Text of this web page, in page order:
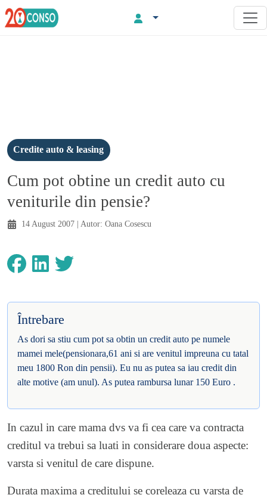
Credite auto & leasing
Cum pot obtine un credit auto cu
veniturile din pensie?
14 August 2007 | Autor: Oana Cosescu
Întrebare
As dori sa stiu cum pot sa obtin un credit auto pe numele
mamei mele(pensionara,61 ani si are venitul impreuna cu tatal
meu 1800 Ron din pensii). Eu nu as putea sa iau credit din
alte motive (am unul). As putea rambursa lunar 150 Euro .
In cazul in care mama dvs va fi cea care va contracta
creditul va trebui sa luati in considerare doua aspecte:
varsta si venitul de care dispune.
Durata maxima a creditului se coreleaza cu varsta de